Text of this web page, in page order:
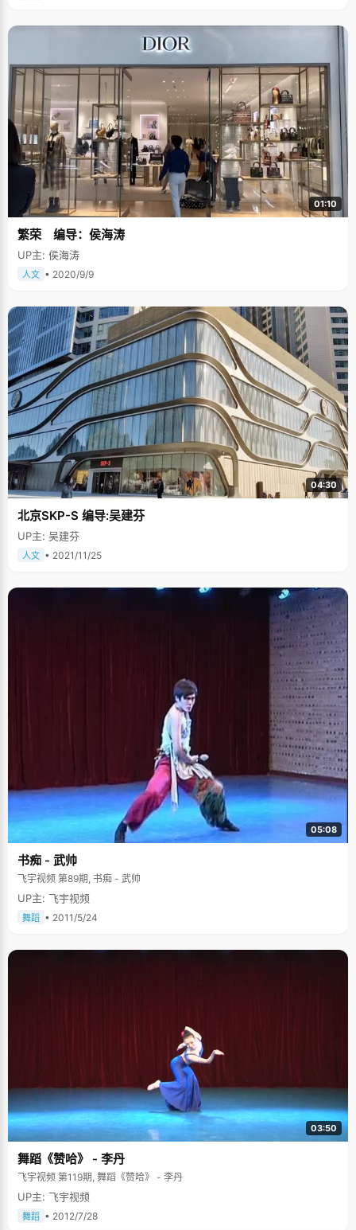
01:10
繁荣 编导：侯海涛
UP主: 侯海涛
人文 • 2020/9/9
04:30
北京SKP-S 编导:吴建芬
UP主: 吴建芬
人文 • 2021/11/25
05:08
书痴 - 武帅
飞宇视频 第89期, 书痴 - 武帅
UP主: 飞宇视频
舞蹈 • 2011/5/24
03:50
舞蹈《赞哈》 - 李丹
飞宇视频 第119期, 舞蹈《赞哈》 - 李丹
UP主: 飞宇视频
舞蹈 • 2012/7/28